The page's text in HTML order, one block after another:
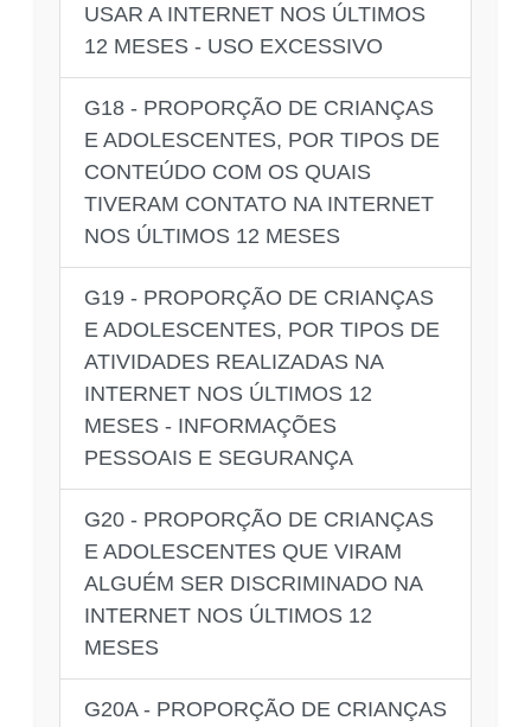
USAR A INTERNET NOS ÚLTIMOS
12 MESES - USO EXCESSIVO
G18 - PROPORÇÃO DE CRIANÇAS
E ADOLESCENTES, POR TIPOS DE
CONTEÚDO COM OS QUAIS
TIVERAM CONTATO NA INTERNET
NOS ÚLTIMOS 12 MESES
G19 - PROPORÇÃO DE CRIANÇAS
E ADOLESCENTES, POR TIPOS DE
ATIVIDADES REALIZADAS NA
INTERNET NOS ÚLTIMOS 12
MESES - INFORMAÇÕES
PESSOAIS E SEGURANÇA
G20 - PROPORÇÃO DE CRIANÇAS
E ADOLESCENTES QUE VIRAM
ALGUÉM SER DISCRIMINADO NA
INTERNET NOS ÚLTIMOS 12
MESES
G20A - PROPORÇÃO DE CRIANÇAS